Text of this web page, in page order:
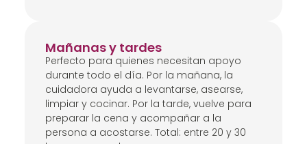
Mañanas y tardes
Perfecto para quienes necesitan apoyo
durante todo el día. Por la mañana, la
cuidadora ayuda a levantarse, asearse,
limpiar y cocinar. Por la tarde, vuelve para
preparar la cena y acompañar a la
persona a acostarse. Total: entre 20 y 30